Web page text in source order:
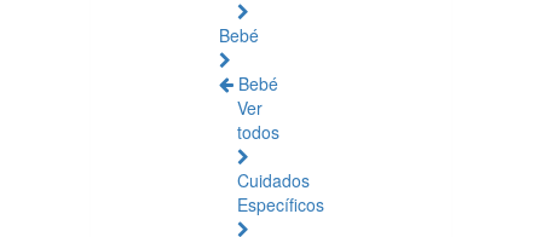
Bebé
Bebé
Ver
todos
Cuidados
Específicos